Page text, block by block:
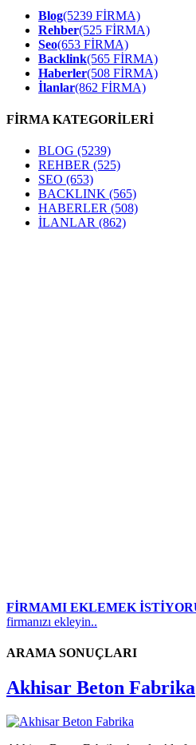
Blog(5239 FİRMA)
Rehber(525 FİRMA)
Seo(653 FİRMA)
Backlink(565 FİRMA)
Haberler(508 FİRMA)
İlanlar(862 FİRMA)
FİRMA KATEGORİLERİ
BLOG (5239)
REHBER (525)
SEO (653)
BACKLINK (565)
HABERLER (508)
İLANLAR (862)
FİRMAMI EKLEMEK
firmanızı ekleyin..
ARAMA SONUÇLARI
Akhisar Beton Fabrika